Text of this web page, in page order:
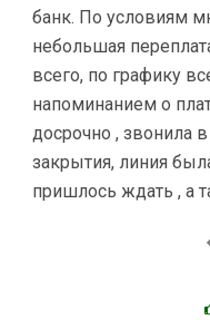
банк. По условиям
небольшая
всего, по графику
напоминанием о
досрочно , звонила
закрытия, линия
пришлось ждать , а